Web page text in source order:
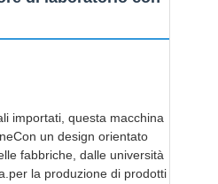
importati, questa macchina
un design orientato
fabbriche, dalle università
la produzione di prodotti